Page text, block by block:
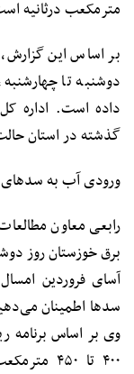
مترمکعب درثانیه
بر اساس این
دوشنبه تا
داده است. اداره
گذشته در استان
ورودی آب به سدهای
رابعی معاون
برق خوزستان روز
آسای فروردین
سدها اطمینان
وی بر اساس برنامه